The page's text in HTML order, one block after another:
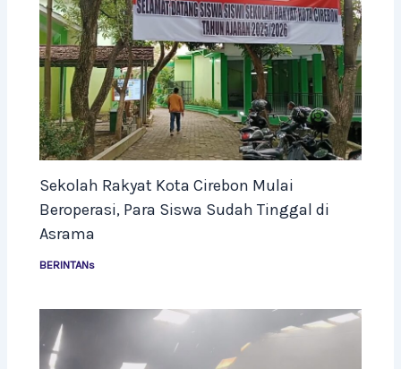
Sekolah Rakyat Kota Cirebon Mulai
Beroperasi, Para Siswa Sudah Tinggal di
Asrama
BERINTANs